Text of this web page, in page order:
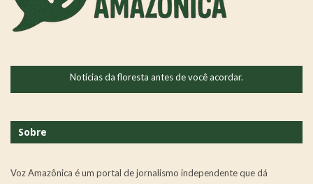
Notícias da floresta antes de você acordar.
Sobre
Voz Amazônica é um portal de jornalismo independente que dá